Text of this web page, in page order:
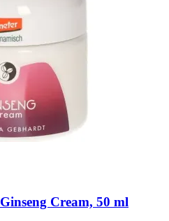
Ginseng Cream, 50 ml